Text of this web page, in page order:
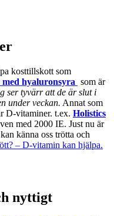
kosttillskott som
hyaluronsyra som är
ser tyvärr att de är slut i
under veckan. Annat som
D-vitaminer. t.ex. Holistics
med 2000 IE. Just nu är
känna oss trötta och
– D-vitamin kan hjälpa.
nyttigt